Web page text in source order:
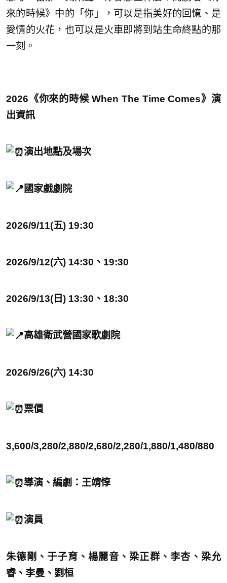
來的時候》中的「你」，可以是指美好的回憶、是
愛情的火花，也可以是火車即將到站生命終點的那
一刻。
2026《你來的時候 When The Time Comes》演
出資訊
演出地點及場次
國家戲劇院
2026/9/11(五) 19:30
2026/9/12(六) 14:30、19:30
2026/9/13(日) 13:30、18:30
高雄衛武營國家歌劇院
2026/9/26(六) 14:30
票價
3,600/3,280/2,880/2,680/2,280/1,880/1,480/880
導演、編劇：王靖惇
演員
朱德剛、于子育、楊麗音、梁正群、李杏、梁允
睿、李曼、劉桓